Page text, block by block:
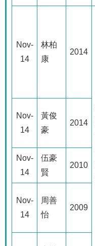
Nov-
14
林柏
康
2014
Nov-
14
黃俊
豪
2014
Nov-
14
伍豪
賢
2010
Nov-
14
周善
怡
2009